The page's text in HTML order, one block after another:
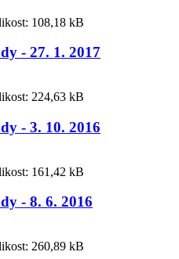
108,18 kB
- 27. 1. 2017
224,63 kB
- 3. 10. 2016
161,42 kB
- 8. 6. 2016
260,89 kB